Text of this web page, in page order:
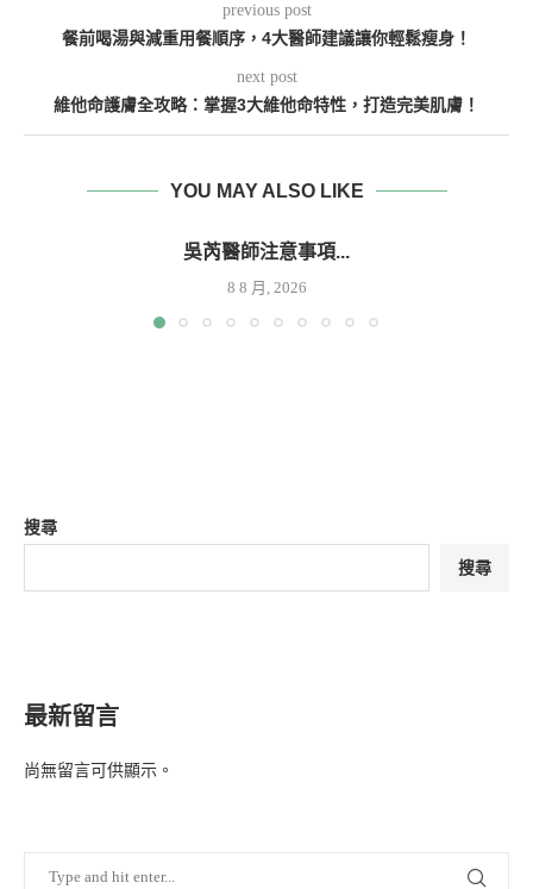
previous post
餐前喝湯與減重用餐順序，4大醫師建議讓你輕鬆瘦身！
next post
維他命護膚全攻略：掌握3大維他命特性，打造完美肌膚！
YOU MAY ALSO LIKE
吳芮醫師注意事項...
8 8 月, 2026
搜尋
搜尋
最新留言
尚無留言可供顯示。